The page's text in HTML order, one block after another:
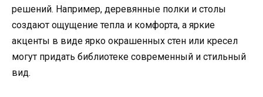
решений. Например, деревянные полки и столы
создают ощущение тепла и комфорта, а яркие
акценты в виде ярко окрашенных стен или кресел
могут придать библиотеке современный и стильный
вид.